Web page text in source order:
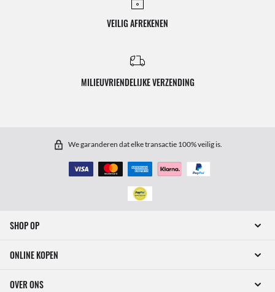
VEILIG AFREKENEN
MILIEUVRIENDELIJKE VERZENDING
We garanderen dat elke transactie 100% veilig is.
SHOP OP
ONLINE KOPEN
OVER ONS